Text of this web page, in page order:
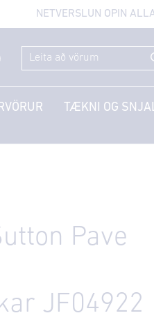
NETVERSLUN OPIN
TÆKNI OG
Pave
JF04922